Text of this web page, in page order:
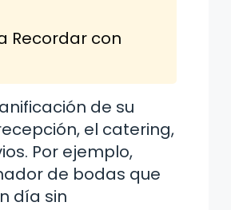
Recordar con
de su
el catering,
Por ejemplo,
de bodas que
día sin